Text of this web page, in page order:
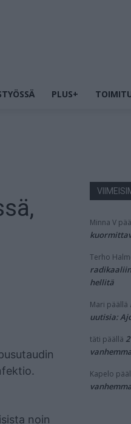
PLUS+
noin
Minna V
Terho
hellitä
Mari päällä
uutisia:
täti päällä
Kapelo